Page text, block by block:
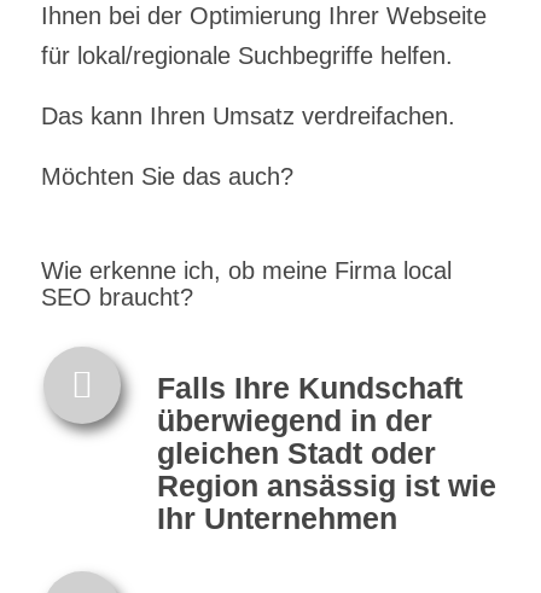
Ihnen bei der Optimierung Ihrer Webseite
für lokal/regionale Suchbegriffe helfen.
Das kann Ihren Umsatz verdreifachen.
Möchten Sie das auch?
Wie erkenne ich, ob meine Firma local
SEO braucht?
Falls Ihre Kundschaft
überwiegend in der
gleichen Stadt oder
Region ansässig ist wie
Ihr Unternehmen